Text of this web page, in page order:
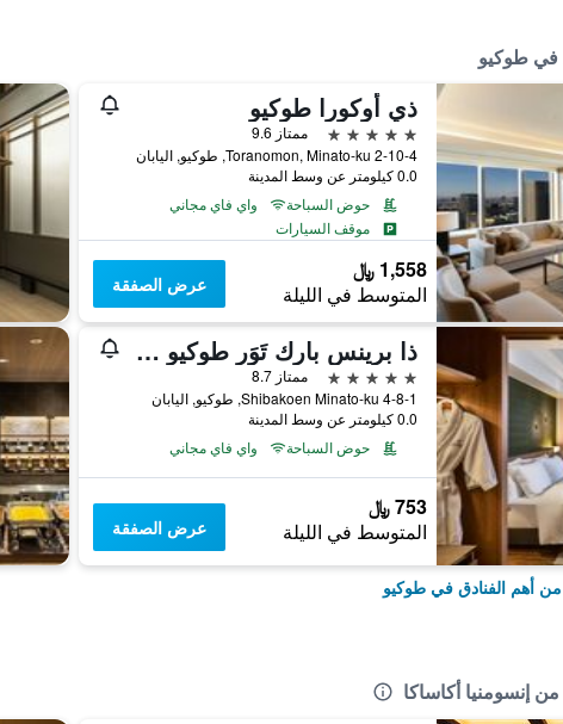
في طوكيو
ذي أوكورا طوكيو
5 نجوم
ممتاز 9.6
2-10-4 Toranomon, Minato-ku, طوكيو, اليابان
0.0 كيلومتر عن وسط المدينة
حوض السباحة
واي فاي مجاني
موقف السيارات
1,558 ﷼
المتوسط في الليلة عرض الصفقة
ذا برينس بارك تَوَر طوكيو - الفنادق والمنتجعات المفضلة، مجموعة فنادق إل في إكس
5 نجوم
ممتاز 8.7
4-8-1 Shibakoen Minato-ku, طوكيو, اليابان
0.0 كيلومتر عن وسط المدينة
حوض السباحة
واي فاي مجاني
753 ﷼
المتوسط في الليلة عرض الصفقة
أهم الفنادق في طوكيو
إنسومنيا أكاساكا